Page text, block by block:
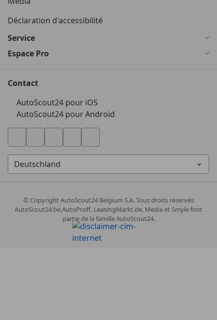
Déclaration d'accessibilité
Service
Espace Pro
Contact
AutoScout24 pour iOS
AutoScout24 pour Android
© CopyrightAutoScout24 Belgium S.A. Tous droits réservés
AutoScout24.be,AutoProff, LeasingMarkt.de, Media et Smyle font
partie de la famille AutoScout24.